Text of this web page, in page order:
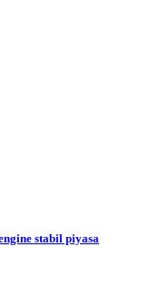
stabil piyasa